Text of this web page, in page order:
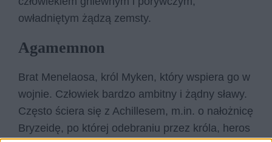
owładniętym żądzą zemsty.
Agamemnon
Brat Menelaosa, król Myken, który wspiera go w
wojnie. Człowiek bardzo ambitny i żądny sławy.
Często ściera się z Achillesem, m.in. o nałożnicę
Bryzeidę, po której odebraniu przez króla, heros